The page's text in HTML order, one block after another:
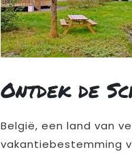
Ontdek de
België, een land van
vakantiebestemming